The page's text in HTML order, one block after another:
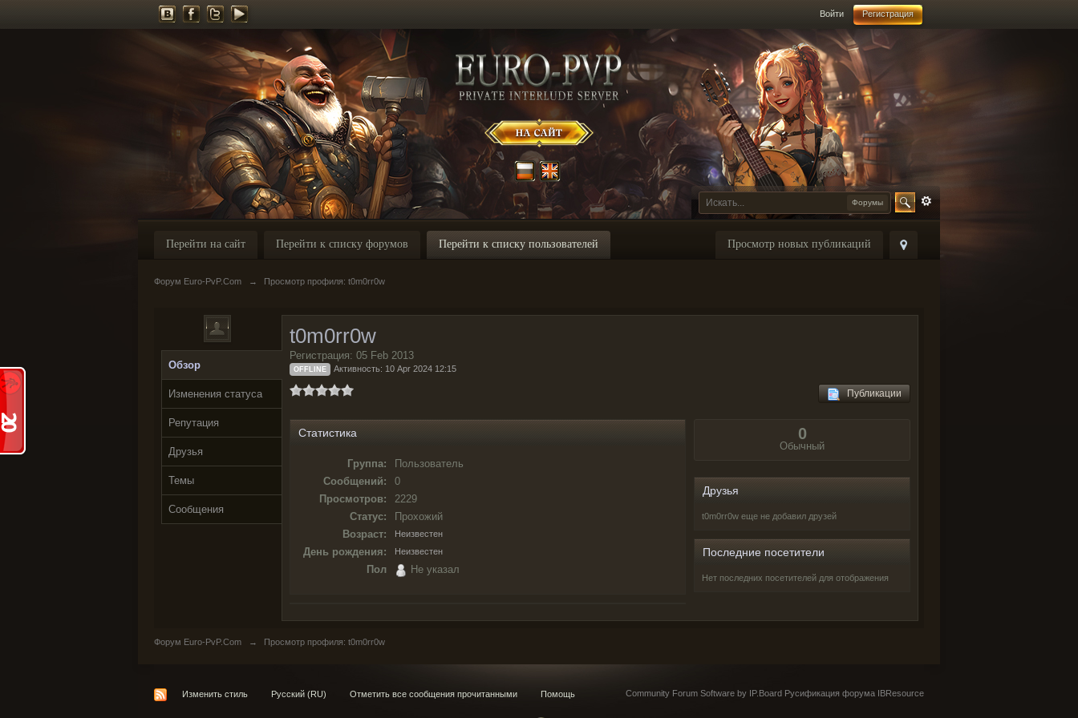
Войти Регистрация
Форумы
Просмотр новых публикаций
Перейти на сайт Перейти к списку форумов Перейти к списку пользователей
Форум Euro-PvP.Com → Просмотр профиля: t0m0rr0w
Обзор
Изменения статуса
Репутация
Друзья
Темы
Сообщения
t0m0rr0w
Регистрация: 05 Feb 2013
OFFLINE Активность: 10 Apr 2024 12:15
Публикации
Статистика
Группа:
Пользователь
Сообщений:
0
Просмотров:
2229
Статус:
Прохожий
Возраст:
Неизвестен
День рождения: Неизвестен
Пол Не указал
0
Обычный
Друзья
t0m0rr0w еще не добавил друзей
Последние посетители
Нет последних посетителей для отображения
Форум Euro-PvP.Com → Просмотр профиля: t0m0rr0w
Изменить стиль Русский (RU) Отметить все сообщения прочитанными Помощь Community Forum Software by IP.Board Русификация форума IBResource